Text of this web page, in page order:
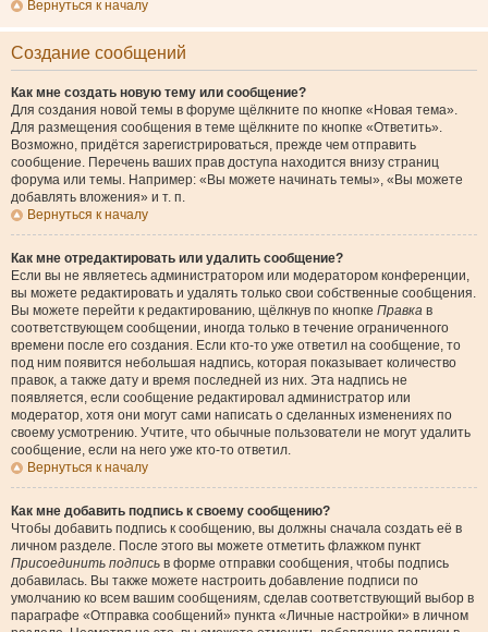
Вернуться к началу
Создание сообщений
Как мне создать новую тему или сообщение?
Для создания новой темы в форуме щёлкните по кнопке «Новая тема».
Для размещения сообщения в теме щёлкните по кнопке «Ответить».
Возможно, придётся зарегистрироваться, прежде чем отправить
сообщение. Перечень ваших прав доступа находится внизу страниц
форума или темы. Например: «Вы можете начинать темы», «Вы можете
добавлять вложения» и т. п.
Вернуться к началу
Как мне отредактировать или удалить сообщение?
Если вы не являетесь администратором или модератором конференции,
вы можете редактировать и удалять только свои собственные сообщения.
Вы можете перейти к редактированию, щёлкнув по кнопке Правка в
соответствующем сообщении, иногда только в течение ограниченного
времени после его создания. Если кто-то уже ответил на сообщение, то
под ним появится небольшая надпись, которая показывает количество
правок, а также дату и время последней из них. Эта надпись не
появляется, если сообщение редактировал администратор или
модератор, хотя они могут сами написать о сделанных изменениях по
своему усмотрению. Учтите, что обычные пользователи не могут удалить
сообщение, если на него уже кто-то ответил.
Вернуться к началу
Как мне добавить подпись к своему сообщению?
Чтобы добавить подпись к сообщению, вы должны сначала создать её в
личном разделе. После этого вы можете отметить флажком пункт
Присоединить подпись в форме отправки сообщения, чтобы подпись
добавилась. Вы также можете настроить добавление подписи по
умолчанию ко всем вашим сообщениям, сделав соответствующий выбор в
параграфе «Отправка сообщений» пункта «Личные настройки» в личном